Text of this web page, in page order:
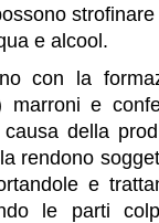
e alcool.
con la
marroni e
della
rendono
e
le parti